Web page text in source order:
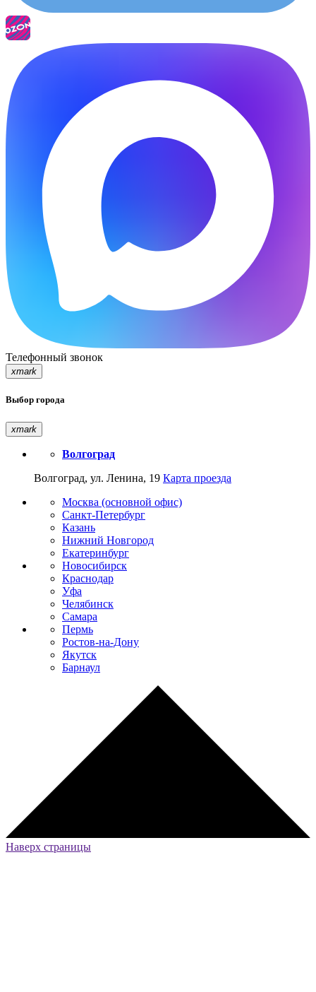
Телефонный звонок
xmark
Выбор города
xmark
Волгоград
Волгоград, ул. Ленина, 19 Карта проезда
Москва (основной офис)
Санкт-Петербург
Казань
Нижний Новгород
Екатеринбург
Новосибирск
Краснодар
Уфа
Челябинск
Самара
Пермь
Ростов-на-Дону
Якутск
Барнаул
Наверх страницы